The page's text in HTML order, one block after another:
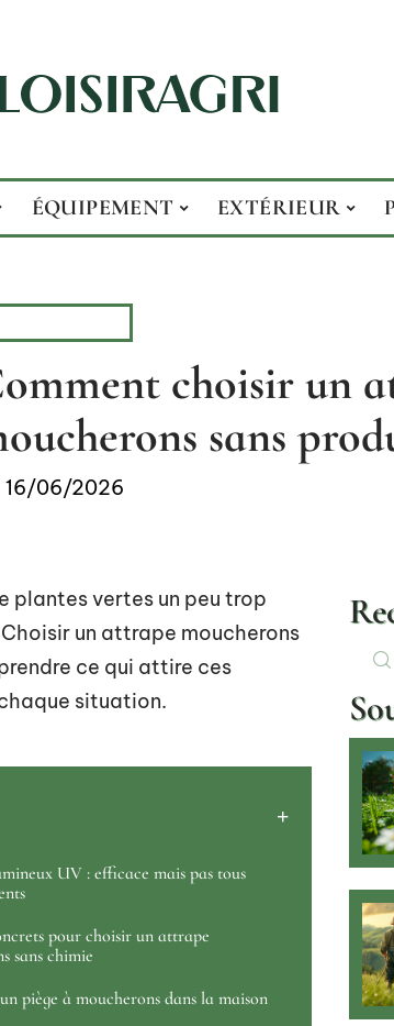
ÉQUIPEMENT EXTÉRIEUR
choisir un
sans
16/06/2026
plantes vertes un peu trop
un attrape moucherons
ce qui attire ces
situation.
UV : efficace mais pas tous
pour choisir un attrape
sans chimie
piège à moucherons dans la maison